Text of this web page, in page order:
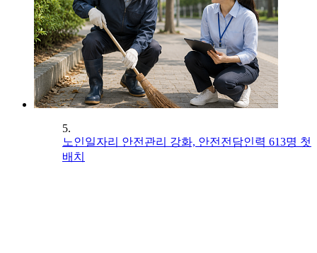
5.
노인일자리 안전관리 강화, 안전전담인력 613명 첫
배치